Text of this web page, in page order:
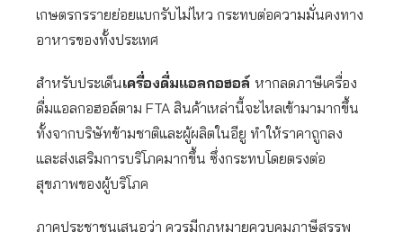
เกษตรกรรายย่อยแบกรับไม่ไหว กระทบต่อความมั่นคงทาง
อาหารของทั้งประเทศ
สำหรับประเด็นเครื่องดื่มแอลกอฮอล์ หากลดภาษีเครื่อง
ดื่มแอลกอฮอล์ตาม FTA สินค้าเหล่านี้จะไหลเข้ามามากขึ้น
ทั้งจากบริษัทข้ามชาติและผู้ผลิตในอียู ทำให้ราคาถูกลง
และส่งเสริมการบริโภคมากขึ้น ซึ่งกระทบโดยตรงต่อ
สุขภาพของผู้บริโภค
ภาคประชาชนเสนอว่า ควรมีกฎหมายควบคุมภาษีสรรพ